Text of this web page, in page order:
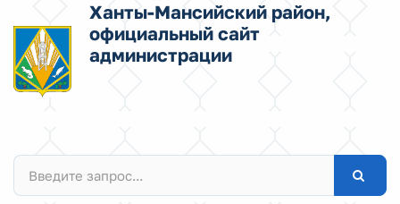
Ханты-Мансийский район,
официальный сайт
администрации